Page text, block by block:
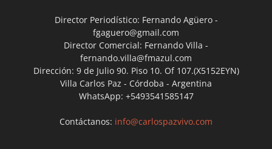
Director Periodístico: Fernando Agüero -
fgaguero@gmail.com
Director Comercial: Fernando Villa -
fernando.villa@fmazul.com
Dirección: 9 de Julio 90. Piso 10. Of 107.(X5152EYN)
Villa Carlos Paz - Córdoba - Argentina
WhatsApp: +5493541585147
Contáctanos: info@carlospazvivo.com